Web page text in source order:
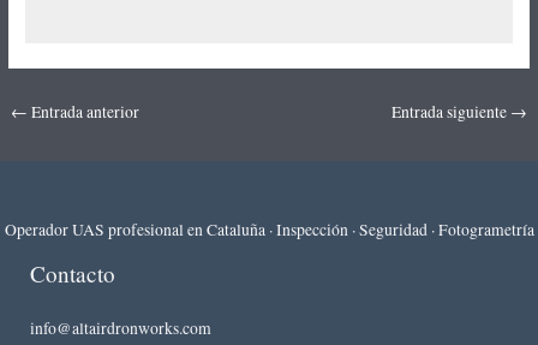
← Entrada anterior Entrada siguiente →
Operador UAS profesional en Cataluña · Inspección · Seguridad · Fotogrametría
Contacto
info@altairdronworks.com